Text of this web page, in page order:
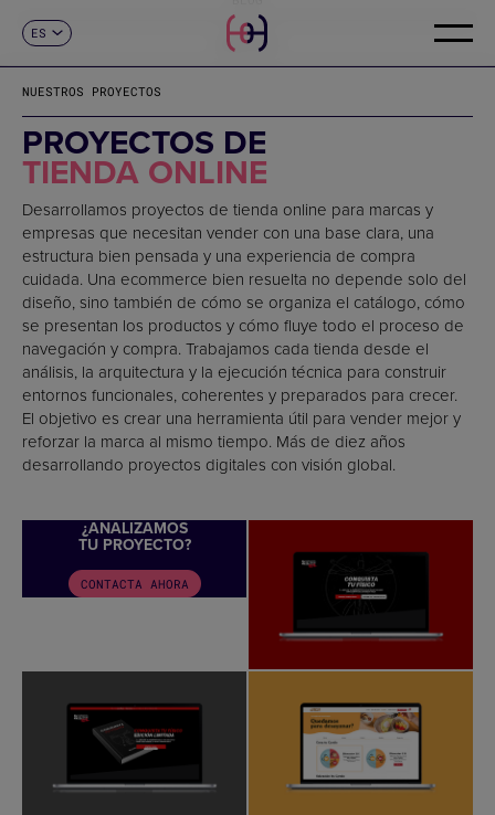
ES
FR
DE
IT
PT
CONTACTO
NUESTROS PROYECTOS
PROYECTOS DE
TIENDA ONLINE
Desarrollamos proyectos de tienda online para marcas y
empresas que necesitan vender con una base clara, una
estructura bien pensada y una experiencia de compra
cuidada. Una ecommerce bien resuelta no depende solo del
diseño, sino también de cómo se organiza el catálogo, cómo
se presentan los productos y cómo fluye todo el proceso de
navegación y compra. Trabajamos cada tienda desde el
análisis, la arquitectura y la ejecución técnica para construir
entornos funcionales, coherentes y preparados para crecer.
El objetivo es crear una herramienta útil para vender mejor y
reforzar la marca al mismo tiempo. Más de diez años
desarrollando proyectos digitales con visión global.
¿ANALIZAMOS
TU PROYECTO?
CONTACTA AHORA